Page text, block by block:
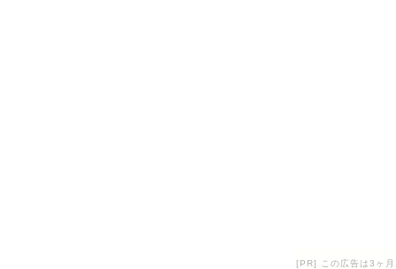
[PR] この広告は3ヶ